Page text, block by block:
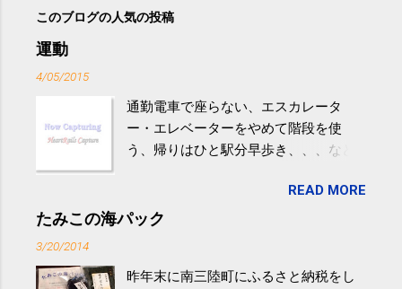
このブログの人気の投稿
運動
4/05/2015
通勤電車で座らない、エスカレータ
ー・エレベーターをやめて階段を使
う、帰りはひと駅分早歩き、、、など
やすい。 スポーツウェア・シューズで
するものだけが運動ではない。 食べ
けると改善する、との結果を筑波大の
READ MORE
たみこの海パック
3/20/2014
昨年末に南三陸町にふるさと納税をし